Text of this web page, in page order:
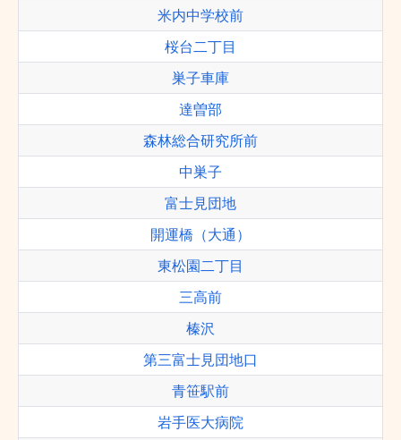
米内中学校前
桜台二丁目
巣子車庫
達曽部
森林総合研究所前
中巣子
富士見団地
開運橋（大通）
東松園二丁目
三高前
榛沢
第三富士見団地口
青笹駅前
岩手医大病院